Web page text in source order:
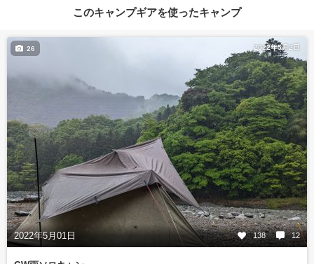
このキャンプギアを使ったキャンプ
2022年5月2日
2022年5月01日 138 12
26